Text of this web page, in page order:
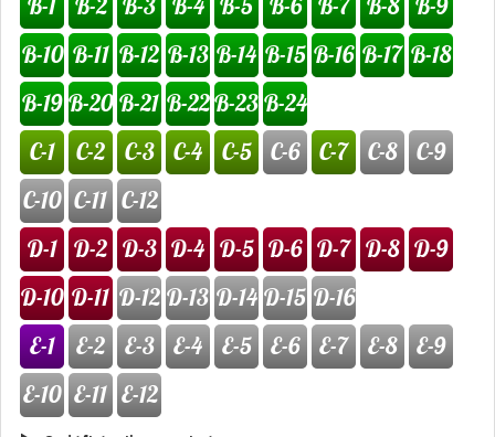
B-1
B-2 B-3 B-4 B-5 B-6 B-7 B-8 B-9
B-10 B-11 B-12 B-13 B-14 B-15 B-16 B-17 B-18
B-19 B-20 B-21 B-22B-23B-24
C-1
C-2 C-3 C-4 C-5 C-6 C-7 C-8
C-9
C-10 C-11 C-12
D-1 D-2 D-3 D-4 D-5 D-6 D-7 D-8 D-9
D-10 D-11 D-12 D-13 D-14 D-15 D-16
E-1
E-2 E-3 E-4 E-5 E-6 E-7 E-8
E-9
E-10 E-11 E-12